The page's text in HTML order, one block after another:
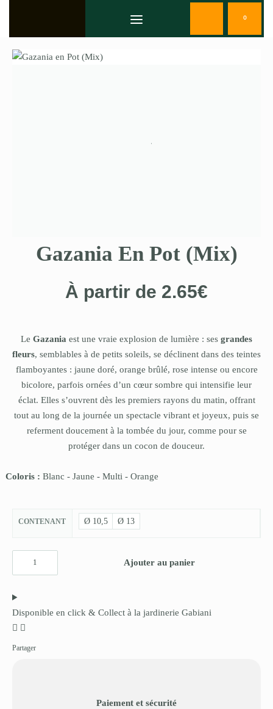
0
Gazania En Pot (Mix)
À partir de 2.65€
Le Gazania est une vraie explosion de lumière : ses grandes
fleurs, semblables à de petits soleils, se déclinent dans des teintes
flamboyantes : jaune doré, orange brûlé, rose intense ou encore
bicolore, parfois ornées d’un cœur sombre qui intensifie leur
éclat. Elles s’ouvrent dès les premiers rayons du matin, offrant
tout au long de la journée un spectacle vibrant et joyeux, puis se
referment doucement à la tombée du jour, comme pour se
protéger dans un cocon de douceur.
Coloris : Blanc - Jaune - Multi - Orange
CONTENANT Ø 10,5 Ø 13
Ajouter au panier
Disponible en click & Collect à la jardinerie Gabiani
Partager
Paiement et sécurité